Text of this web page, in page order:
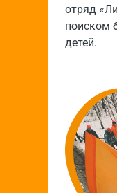
отряд
поиском
детей.